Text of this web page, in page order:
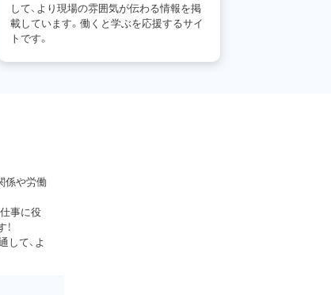
して、より現場の雰囲気が伝わる情報を掲
載しています。働くと学ぶを応援するサイ
トです。
係や労働
仕事に役
して、よ